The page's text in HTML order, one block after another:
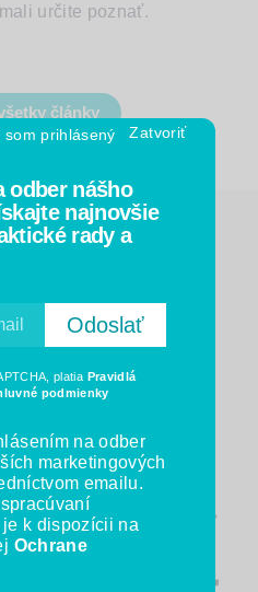
odber nášho
najnovšie
rady a
platia Pravidlá
podmienky
na odber
marketingových
emailu.
k dispozícii na
Ochrane
som prihlásený
určite poznať.
články